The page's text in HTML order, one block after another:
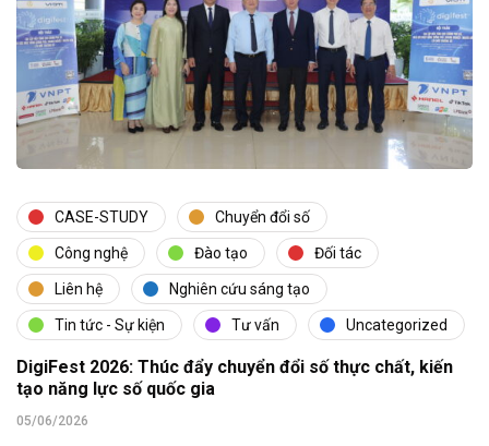
CASE-STUDY Chuyển đổi số
Công nghệ Đào tạo Đối tác
Liên hệ Nghiên cứu sáng tạo
Tin tức - Sự kiện Tư vấn Uncategorized
DigiFest 2026: Thúc đẩy chuyển đổi số thực chất, kiến
tạo năng lực số quốc gia
05/06/2026